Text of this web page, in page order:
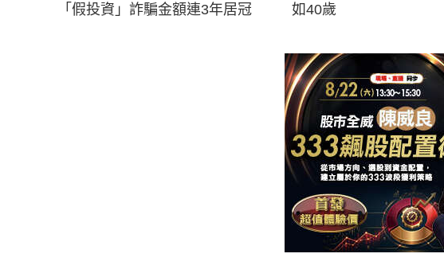
「假投資」詐騙金額連3年居冠
如40歲